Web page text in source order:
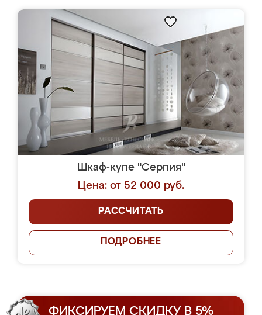
Шкаф-купе "Серпия"
Цена: от 52 000 руб.
РАССЧИТАТЬ
ПОДРОБНЕЕ
ФИКСИРУЕМ СКИДКУ В 5%